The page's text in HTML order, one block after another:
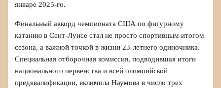
январе 2025-го.
Финальный аккорд чемпионата США по фигурному
катанию в Сент-Луисе стал не просто спортивным итогом
сезона, а важной точкой в жизни 23-летнего одиночника.
Специальная отборочная комиссия, подводившая итоги
национального первенства и всей олимпийской
предквалификации, включила Наумова в число трех